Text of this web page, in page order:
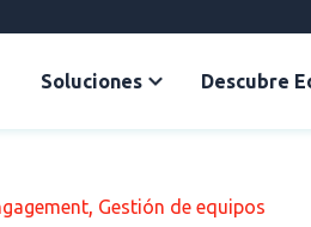
Soluciones Descubre
, Gestión de equipos